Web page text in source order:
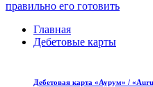
Главная
Дебетовые карты
Дебетовая карта «Аурум» /